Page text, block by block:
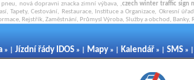
pneu, nová dopravni znacka zimní výbava, ,czech winter traffic sign
Tapety, Cestování, Restaurace, Instituce a Organizace, Okresní
Rejstřík, Zaměstnání, Průmysl Výroba, Služby a obchod, Banky,
» | Jízdní řády IDOS » | Mapy » | Kalendář » | SMS » |